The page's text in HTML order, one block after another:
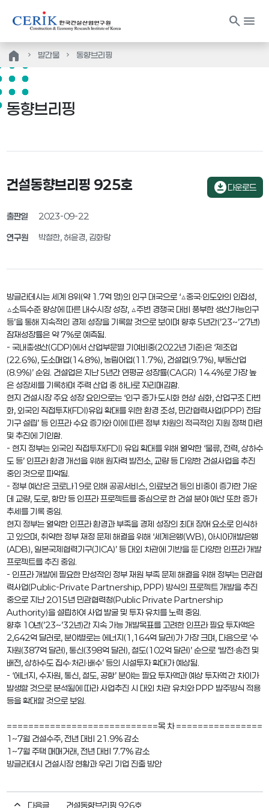
search menu
home 발간물 동향브리핑
동향브리핑
건설동향브리핑 925호
출판일 2023-09-22
연구원 박철한, 허윤경, 김화랑
download_for_offline다운로드
방글라데시는 세계 8위(약 1.7억 명)의 인구 대국으로 ‘△중국·인도와의 인접성,
△소득수준 향상에 따른 내수시장 성장, △주변 경쟁국 대비 풍부한 생산가능인구
등’을 통해 지속적인 경제 성장을 기록할 것으로 보이며 향후 5년간(’23~’27년)
잠재성장률은 약 7%로 예측됨.
- 국내총생산(GDP)에서 산업부문별 기여비중(2022년 기준)은 ‘제조업
(22.6%), 도소매업(14.8%), 농림어업(11.7%), 건설업(9.7%), 부동산업
(8.9%)’ 순임. 건설업은 지난 5년간 연평균 성장률(CAGR) 14.4%로 가장 높
은 성장세를 기록하며 주력 산업 중 하나로 자리매김함.
현지 건설시장 주요 성장 요인으로는 ‘인구 증가·도시화 현상 심화, 산업구조 다변
화, 외국인 직접투자(FDI)유입 확대를 위한 환경 조성, 민간협력사업(PPP) 전담
기구 설립’ 등 인프라 수요 증가와 이에 따른 정부 차원의 적극적인 지원 정책 마련
및 추진에 기인함.
- 현지 정부는 외국인 직접투자(FDI) 유입 확대를 위해 열악한 ‘물류, 전력, 상하수
도 등’ 인프라 환경 개선을 위해 원자력 발전소, 교량 등 다양한 건설사업을 추진
중인 것으로 파악됨.
- 정부 예산은 코로나19로 인해 공공서비스, 의료보건 등의 비중이 증가한 가운
데 교량, 도로, 항만 등 인프라 프로젝트를 중심으로 한 건설 분야 예산 또한 증가
추세를 기록 중임.
현지 정부는 열악한 인프라 환경과 부족을 경제 성장의 최대 장애 요소로 인식하
고 있으며, 취약한 정부 재정 문제 해결을 위해 ‘세계은행(WB), 아시아개발은행
(ADB), 일본국제협력기구(JICA)’ 등 대외 차관에 기반을 둔 다양한 인프라 개발
프로젝트를 추진 중임.
- 인프라 개발에 필요한 만성적인 정부 재원 부족 문제 해결을 위해 정부는 민관협
력사업(Public-Private Partnership, PPP) 방식의 프로젝트 개발을 추진
중으로 지난 2015년 민관협력청(Public Private Partnership
Authority)을 설립하여 사업 발굴 및 투자 유치를 노력 중임.
향후 10년(’23~’32년)간 지속 가능 개발목표를 고려한 인프라 필요 투자액은
2,642억 달러로, 분야별로는 에너지(1,164억 달러)가 가장 크며, 다음으로 ‘수
자원(387억 달러), 통신(398억 달러), 철도(102억 달러)’ 순으로 ‘발전·송전 및
배전, 상하수도 집수·처리·배수’ 등의 시설투자 확대가 예상됨.
- ‘에너지, 수자원, 통신, 철도, 공항’ 분야는 필요 투자액과 예상 투자액 간 차이가
발생할 것으로 분석됨에 따라 사업추진 시 대외 차관 유치와 PPP 발주방식 적용
등을 확대할 것으로 보임.
============================목 차 ================
1~7월 건설수주, 전년 대비 21.9% 감소
1~7월 주택 매매거래, 전년 대비 7.7% 감소
방글라데시 건설시장 현황과 우리 기업 진출 방안
다음글 건설동향브리핑 926호